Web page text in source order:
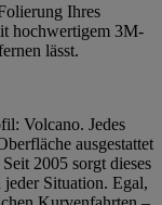
Ihres
hochwertigem 3M-
lässt.
Volcano. Jedes
ausgestattet
2005 sorgt dieses
Situation. Egal,